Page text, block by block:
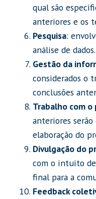
qual são
anteriores e os
Pesquisa:
análise de dados.
Gestão da
considerados o
conclusões
Trabalho com
anteriores
elaboração do
Divulgação do
com o intuito
final para a
Feedback